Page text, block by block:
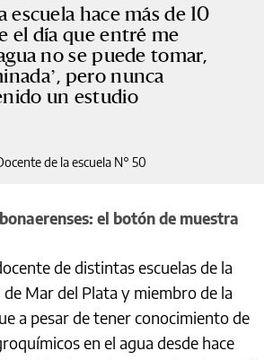
escuela hace más de 10
el día que entré me
no se puede tomar,
pero nunca
un estudio
de la escuela N° 50
el botón de muestra
de distintas escuelas de la
Mar del Plata y miembro de la
a pesar de tener conocimiento de
en el agua desde hace